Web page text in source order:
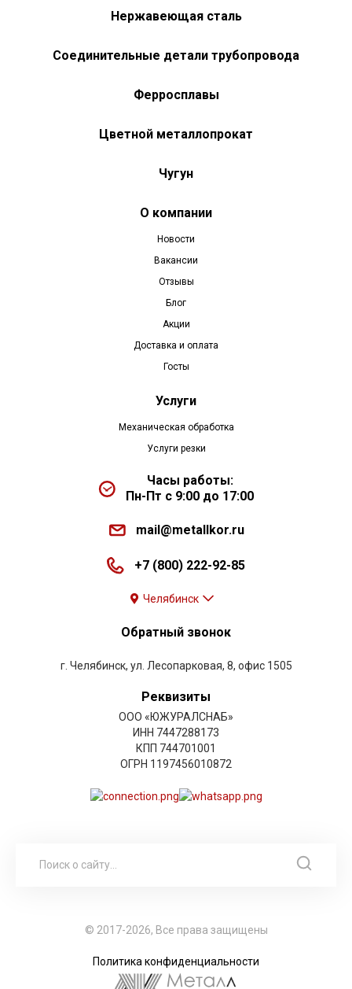
Нержавеющая сталь
Соединительные детали трубопровода
Ферросплавы
Цветной металлопрокат
Чугун
О компании
Новости
Вакансии
Отзывы
Блог
Акции
Доставка и оплата
Госты
Услуги
Механическая обработка
Услуги резки
Часы работы:
Пн-Пт с 9:00 до 17:00
mail@metallkor.ru
+7 (800) 222-92-85
Челябинск
Обратный звонок
г. Челябинск, ул. Лесопарковая, 8, офис 1505
Реквизиты
ООО «ЮЖУРАЛСНАБ»
ИНН 7447288173
КПП 744701001
ОГРН 1197456010872
© 2017-2026, Все права защищены
Политика конфиденциальности